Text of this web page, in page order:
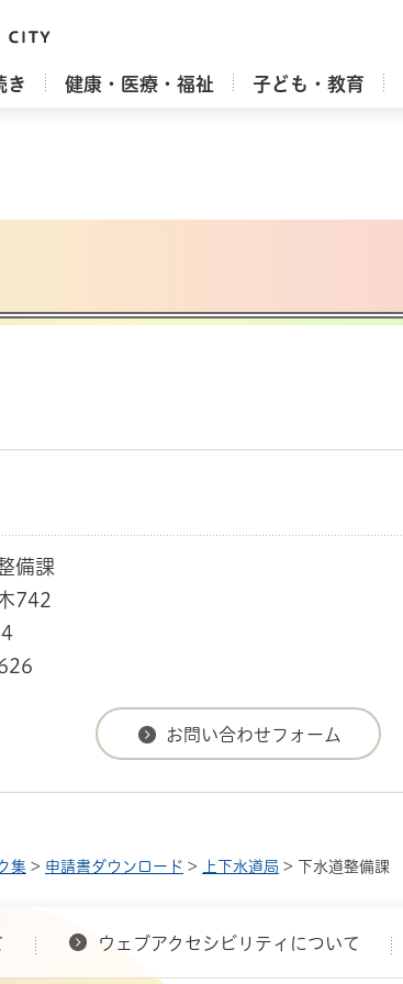
き 健康・医療・福祉 子ども・教育
備課
742
集 > 申請書ダウンロード > 上下水道局 > 下水道整備課
ウェブアクセシビリティについて